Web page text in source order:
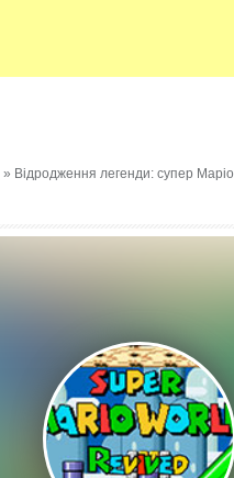
» Відродження легенди: супер Маріо